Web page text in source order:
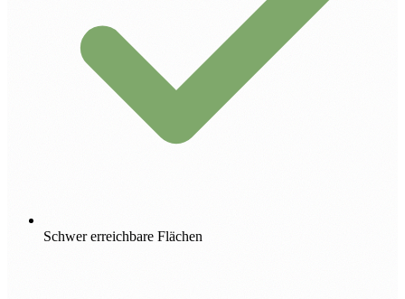
Schwer erreichbare Flächen